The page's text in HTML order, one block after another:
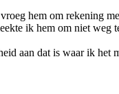
hem om rekening
ik hem om niet weg
aan dat is waar ik het